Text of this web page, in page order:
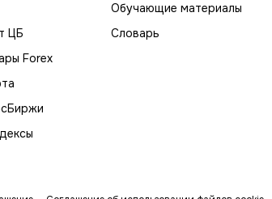
ЦБ
Forex
Обучающие материалы
Словарь